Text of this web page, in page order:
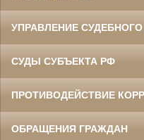
УПРАВЛЕНИЕ
СУДЫ СУБЪЕКТА РФ
ПРОТИВОДЕЙСТВИЕ
ОБРАЩЕНИЯ ГРАЖДАН